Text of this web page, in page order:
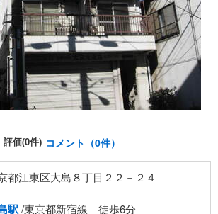
評価(0件) コメント（0件）
都江東区大島８丁目２２－２４
駅/東京都新宿線 徒歩6分